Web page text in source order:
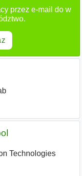
przez e-mail do w
Technologies